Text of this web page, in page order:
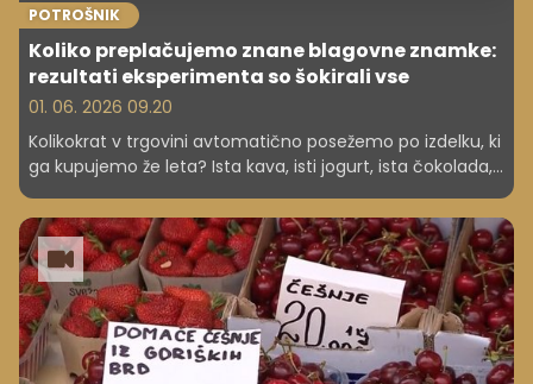
POTROŠNIK
Koliko preplačujemo znane blagovne znamke:
rezultati eksperimenta so šokirali vse
01. 06. 2026 09.20
Kolikokrat v trgovini avtomatično posežemo po izdelku, ki
ga kupujemo že leta? Ista kava, isti jogurt, ista čokolada,
znamke pa so skozi desetletja ustvarile občutek
zaupanja, zaradi katerega pogosto sploh ne pogledamo
alternative na polici. Toda v času, ko so življenjski stroški
vse višji, si vse več ljudi zastavlja vprašanje, ali zares
plačujemo kakovost ali predvsem ime in embalažo.